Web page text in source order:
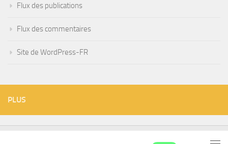
Flux des publications
Flux des commentaires
Site de WordPress-FR
PLUS